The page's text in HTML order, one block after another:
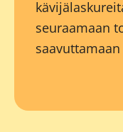
seuraamaan